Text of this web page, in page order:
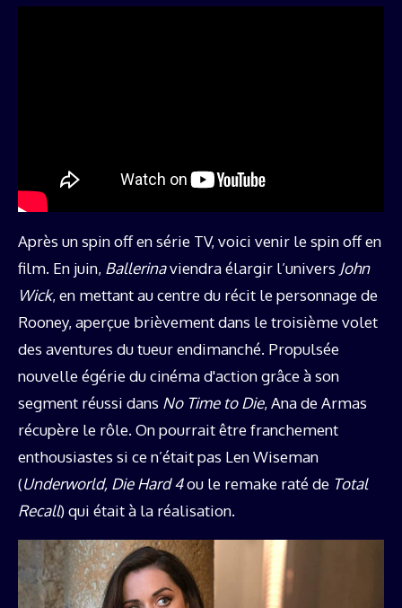
Après un spin off en série TV, voici venir le spin off en
film. En juin, Ballerinaviendra élargir l’univers John
Wick, en mettant au centre du récit le personnage de
Rooney, aperçue brièvement dans le troisième volet
des aventures du tueur endimanché. Propulsée
nouvelle égérie du cinéma d'action grâce à son
segment réussi dans No Time to Die, Ana de Armas
récupère le rôle. On pourrait être franchement
enthousiastes si ce n’était pas Len Wiseman
(Underworld, Die Hard 4ou le remake raté de Total
Recall) qui était à la réalisation.